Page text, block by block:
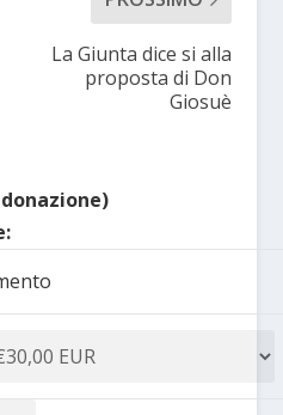
La Giunta dice si alla
proposta di Don
Giosuè